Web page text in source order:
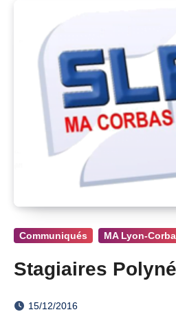
Communiqués MA Lyon-
Stagiaires
15/12/2016